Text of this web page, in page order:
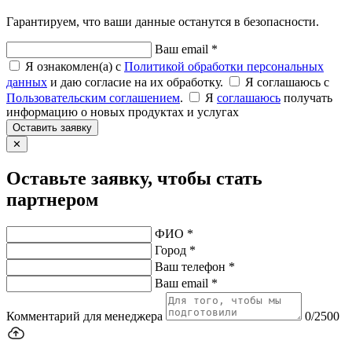
Гарантируем, что ваши данные останутся в безопасности.
Ваш email *
Я ознакомлен(а) с Политикой обработки персональных
данных и даю согласие на их обработку.
Я соглашаюсь c
Пользовательским соглашением. Я соглашаюсь получать
информацию о новых продуктах и услугах
Оставить заявку
✕
Оставьте заявку, чтобы стать
партнером
ФИО *
Город *
Ваш телефон *
Ваш email *
Комментарий для менеджера 0/2500